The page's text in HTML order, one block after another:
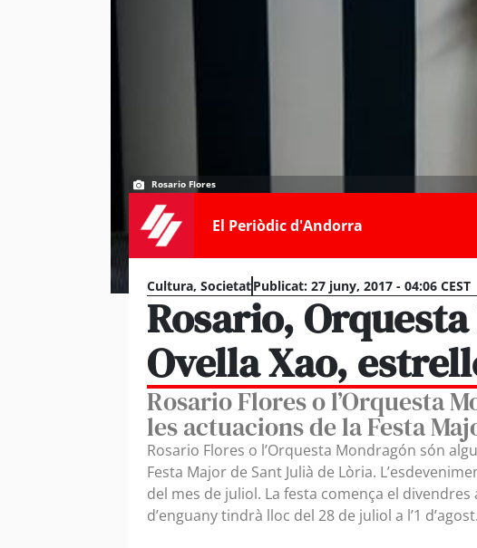
Rosario Flores
El Periòdic d'Andorra
Cultura, SocietatPublicat: 27 juny, 2017 - 04:06 CEST
Rosario,
Ovella Xao,
Rosario Flores o l’Orquesta
les actuacions de la Festa
Rosario Flores o l’Orquesta Mondragón són
Festa Major de Sant Julià de Lòria.
del mes de juliol. La festa comença el
d’enguany tindrà lloc del 28 de juliol a l’1 d’agost.